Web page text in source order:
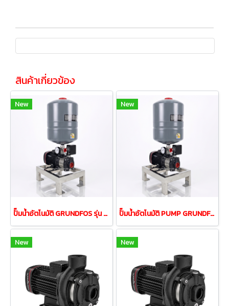
สินค้าเกี่ยวข้อง
New
ปั๊มน้ำอัตโนมัติ GRUNDFOS รุ่น CMB 5-37PT กำลัง 0.67kW
New
ปั๊มน้ำอัตโนมัติ PUMP GRUNDFOS รุ่นCMB 3-37PT 0.50Kw 220V
New New